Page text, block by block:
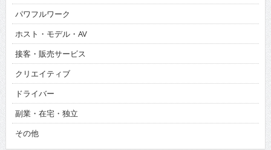
パワフルワーク
ホスト・モデル・AV
接客・販売サービス
クリエイティブ
ドライバー
副業・在宅・独立
その他